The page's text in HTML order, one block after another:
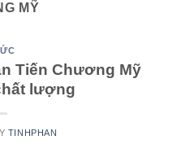
MỸ
Tiến Chương Mỹ
lượng
TINHPHAN